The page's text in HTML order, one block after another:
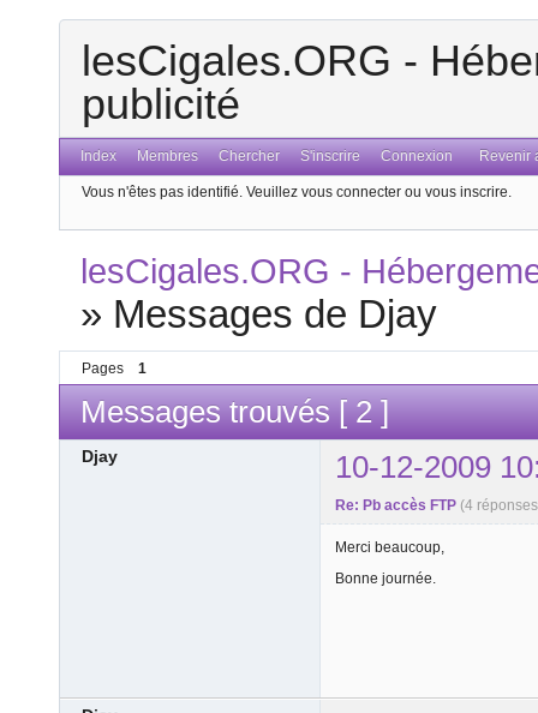
lesCigales.ORG -
publicité
Index Membres Chercher S'inscrire Connexion Revenir
Vous n'êtes pas identifié. Veuillez vous connecter ou vous inscrire.
lesCigales.ORG -
» Messages de Djay
Pages 1
Messages trouvés [ 2 ]
Djay 10-12-2009
Re: Pb accès FTP (4
Merci beaucoup,
Bonne journée.